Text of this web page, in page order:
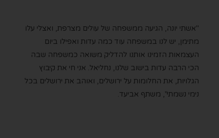
"אשתי יונה, הגיעה ממשפחה של עולים מצרפת, ואצלי עלו
מתימן, יש לנו במשפחה עוד כמה עדות ואפילו ביום
העצמאות הזמינו אותנו להדליק משואה כמשפחה שבה
הכי הרבה עדות בישוב שלנו, נחליאל. אני חי את קיבוץ
הגלויות, את החלומות על ירושלים, ואוהב את ירושלים בכל
נימי נשמתי", משתף אביעד.